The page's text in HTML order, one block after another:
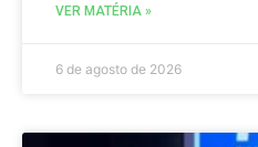
VER MATÉRIA »
6 de agosto de 2026